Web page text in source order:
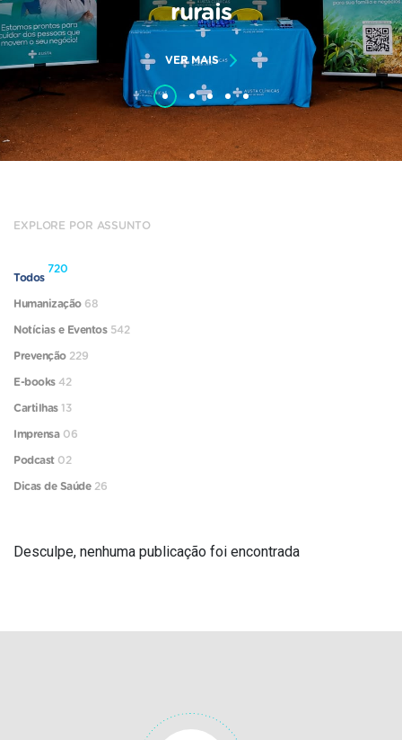
rurais
VER MAIS
Desculpe, nenhuma publicação foi encontrada
EXPLORE POR ASSUNTO
Todos
720
Humanização 68
Notícias e Eventos 542
Prevenção 229
E-books 42
Cartilhas13
Imprensa 06
Podcast 02
Dicas de Saúde 26